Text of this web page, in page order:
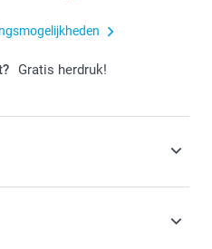
Gratis herdruk!
BTW en exclusief